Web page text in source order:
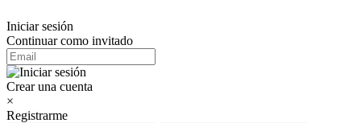
Iniciar sesión
Continuar como invitado
Crear una cuenta
×
Registrarme